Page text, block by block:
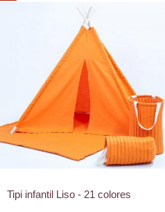
Tipi infantil Liso - 21 colores